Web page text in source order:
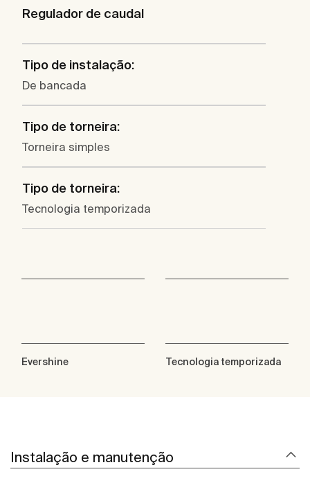
Regulador de caudal
Tipo de instalação:
De bancada
Tipo de torneira:
Torneira simples
Tipo de torneira:
Tecnologia temporizada
Evershine Tecnologia temporizada
Instalação e manutenção